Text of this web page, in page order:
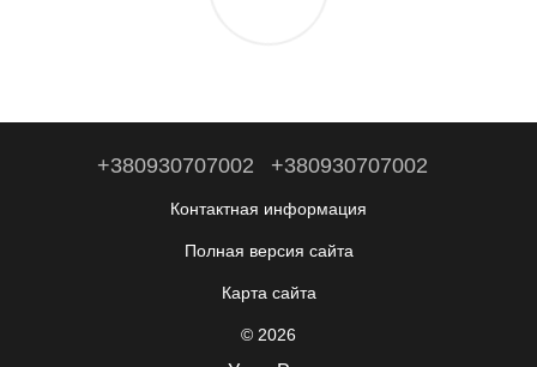
+380930707002 +380930707002
Контактная информация
Полная версия сайта
Карта сайта
© 2026